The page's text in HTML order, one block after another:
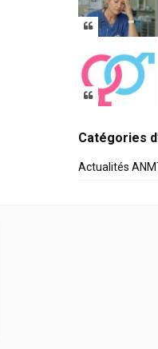
Catégories
Actualités